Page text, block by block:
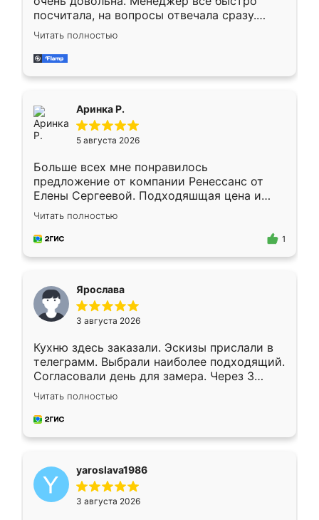
посчитала, на вопросы отвечала сразу.
Замерщик приехал в субботу, подошёл к
делу со всей ответственностью. Собрали
за день, ребята работали аккуратно, даже
Читать полностью
Аринка Р.
5 августа 2026
Больше всех мне понравилось
предложение от компании Ренессанс от
Елены Сергеевой. Подходяшщая цена и
короткие сроки изготовления. Приехавший
для замера сотрудник Владислав
предложил по моему эскизу самый
Читать полностью
1
Ярослава
3 августа 2026
Кухню здесь заказали. Эскизы прислали в
телеграмм. Выбрали наиболее подходящий.
Согласовали день для замера. Через 3
недели кухня была уже готова. Остались
довольны работой. Спасибо Ренессанс
мебель за качественную работу!
Читать полностью
yaroslava1986
3 августа 2026